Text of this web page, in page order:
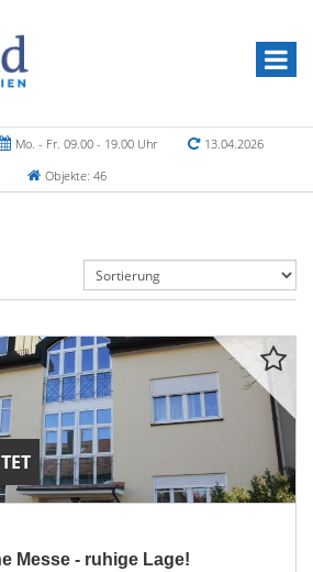
Mo. - Fr. 09.00 - 19.00 Uhr
13.04.2026
Objekte: 46
Messe - ruhige Lage!